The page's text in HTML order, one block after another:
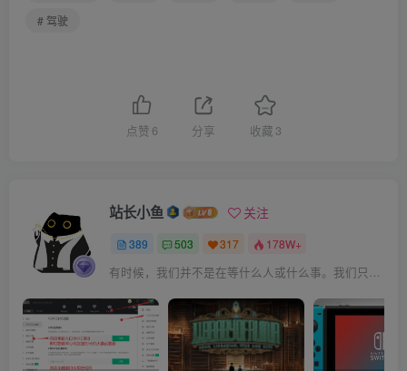
# 驾驶
点赞 6 分享 收藏 3
站长小鱼 关注
389 503 317 178W+
有时候，我们并不是在等什么人或什么事。我们只是在静待岁月改变自己